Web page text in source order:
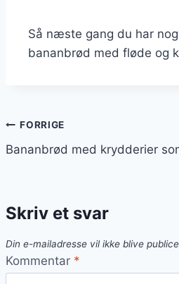
Så næste gang du har
bananbrød med fløde og
Indlægsnavigation
FORRIGE
Bananbrød med krydderier
Skriv et svar
Din e-mailadresse vil ikke blive
Kommentar *